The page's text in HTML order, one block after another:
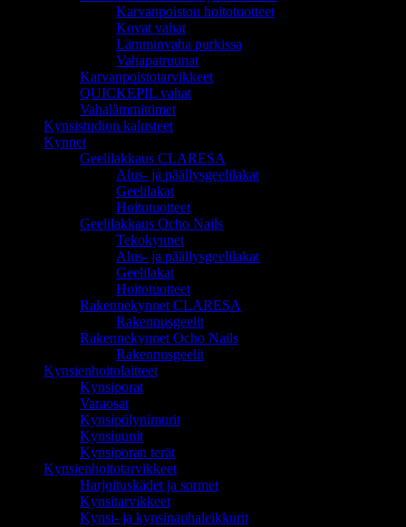
Karvanpoiston hoitotuotteet
Kovat vahat
Lämminvaha purkissa
Vahapatruunat
Karvanpoistotarvikkeet
QUICKEPIL vahat
Vahalämmittimet
Kynsistudion kalusteet
Kynnet
Geelilakkaus CLARESA
Alus- ja päällysgeelilakat
Geelilakat
Hoitotuotteet
Geelilakkaus Ocho Nails
Tekokynnet
Alus- ja päällysgeelilakat
Geelilakat
Hoitotuotteet
Rakennekynnet CLARESA
Rakennusgeelit
Rakennekynnet Ocho Nails
Rakennusgeelit
Kynsienhoitolaitteet
Kynsiporat
Varaosat
Kynsipölynimurit
Kynsiuunit
Kynsiporan terät
Kynsienhoitotarvikkeet
Harjoituskädet ja sormet
Kynsitarvikkeet
Kynsi- ja kynsinauhaleikkurit